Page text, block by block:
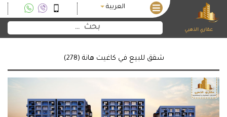
عقاري الذهبي
العربية
شقق للبيع في كاغيت هانة (278)